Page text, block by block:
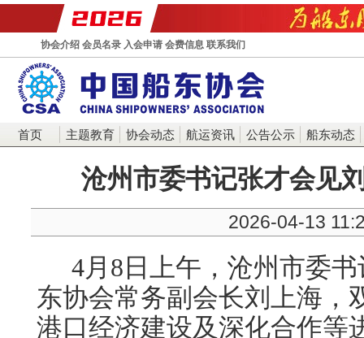
协会介绍 会员名录 入会申请 会费信息 联系我们
首页 主题教育 协会动态 航运资讯 公告公示 船东动态
沧州市委书记张才会见
2026-04-13
4月8日上午，沧州市委
东协会常务副会长刘上海，
港口经济建设及深化合作等